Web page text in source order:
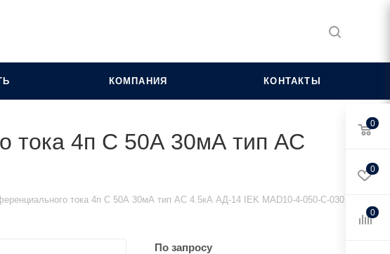
КОМПАНИЯ КОНТАКТЫ
тока 4п C 50А 30мА тип AC
тока 4п C 50А 30мА тип AC 4.5кА АД-14 IEK MAD10-4-050-C-030
По запросу
0
0
0